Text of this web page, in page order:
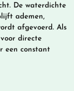
De waterdichte
ademen,
afgevoerd. Als
directe
een constant